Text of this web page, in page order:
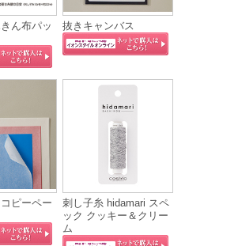
ん布パッ
抜きキャンバス
ピーペー
刺し子糸 hidamari スペ
ック クッキー＆クリー
ム